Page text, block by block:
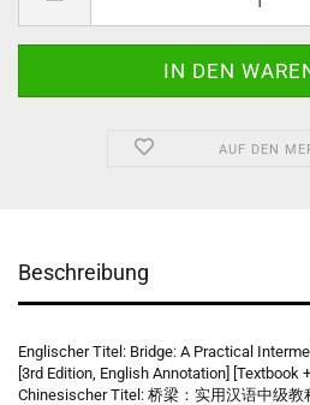
AUF DEN
Beschreibung
Englischer Titel: Bridge: A Practical
[3rd Edition, English Annotation] [Textbook
Chinesischer Titel: 桥梁：实用汉语中级